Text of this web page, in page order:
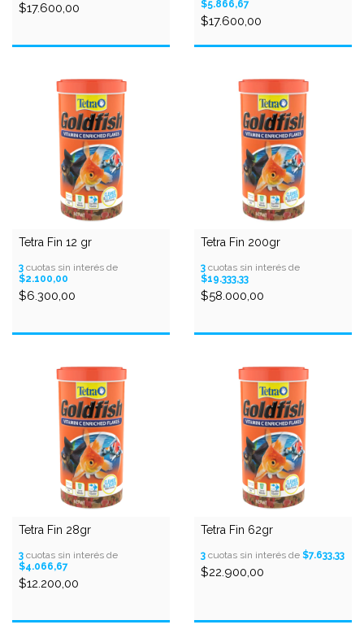
$17.600,00 $5.866,67
$17.600,00
Tetra Fin 12 gr
3 cuotas sin interés de
$2.100,00
$6.300,00
Tetra Fin 200gr
3 cuotas sin interés de
$19.333,33
$58.000,00
Tetra Fin 28gr
3 cuotas sin interés de
$4.066,67
$12.200,00
Tetra Fin 62gr
3 cuotas sin interés de $7.633,33
$22.900,00